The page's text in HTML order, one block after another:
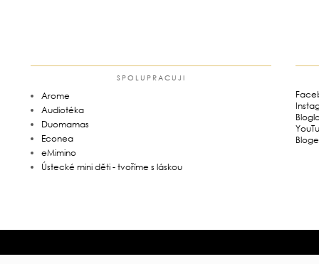
SPOLUPRACUJI
Arome
Audiotéka
Duomamas
Econea
eMimino
Ústecké mini děti - tvoříme s láskou